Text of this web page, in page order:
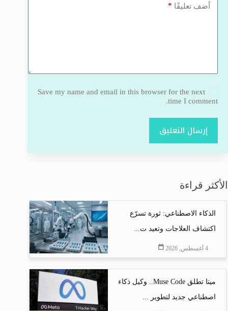
أضف تعليقًا *
Save my name and email in this browser for the next
time I comment.
إرسال التعليق
الأكثر قراءة
الذكاء الاصطناعي: ثورة تسرّع
اكتشاف العلاجات وتعيد ت...
4 أغسطس, 2026
ميتا تطلق Muse Code.. وكيل ذكاء
اصطناعي جديد لتطوير ...